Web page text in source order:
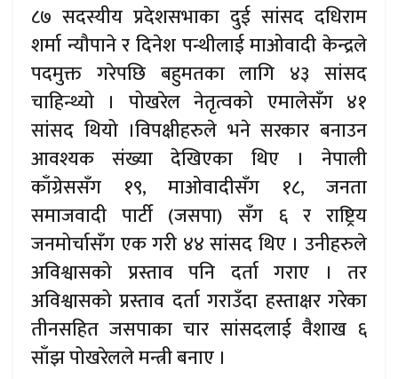
८७ सदस्यीय प्रदेशसभाका दुई सांसद दधिराम
शर्मा न्यौपाने र दिनेश पन्थीलाई माओवादी केन्द्रले
पदमुक्त गरेपछि बहुमतका लागि ४३ सांसद
चाहिन्थ्यो । पोखरेल नेतृत्वको एमालेसँग ४१
सांसद थियो ।विपक्षीहरुले भने सरकार बनाउन
आवश्यक संख्या देखिएका थिए । नेपाली
काँग्रेससँग १९, माओवादीसँग १८, जनता
समाजवादी पार्टी (जसपा) सँग ६ र राष्ट्रिय
जनमोर्चासँग एक गरी ४४ सांसद थिए । उनीहरुले
अविश्वासको प्रस्ताव पनि दर्ता गराए । तर
अविश्वासको प्रस्ताव दर्ता गराउँदा हस्ताक्षर गरेका
तीनसहित जसपाका चार सांसदलाई वैशाख ६
साँझ पोखरेलले मन्त्री बनाए ।